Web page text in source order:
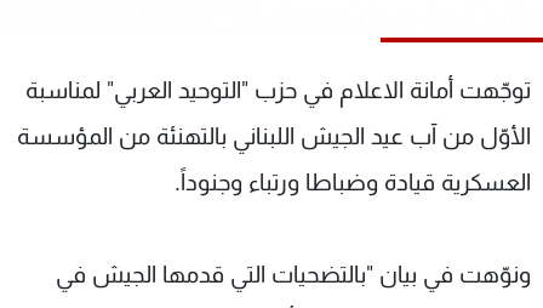
توجّهت أمانة الاعلام في حزب "التوحيد العربي" لمناسبة
الأوّل من آب عيد الجيش اللبناني بالتهنئة من المؤسسة
العسكرية قيادة وضباطا ورتباء وجنوداً.
ونوّهت في بيان "بالتضحيات التي قدمها الجيش في
جدول البرامج
شاهد البرامج
عن MTV
وظائف
سياسة الخصوصية